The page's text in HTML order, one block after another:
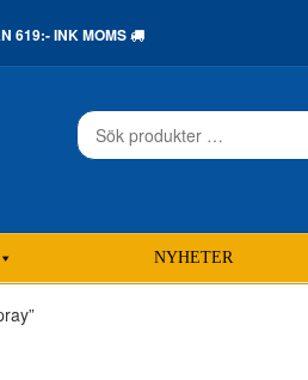
619:- INK MOMS
Sök
efter:
NYHETER